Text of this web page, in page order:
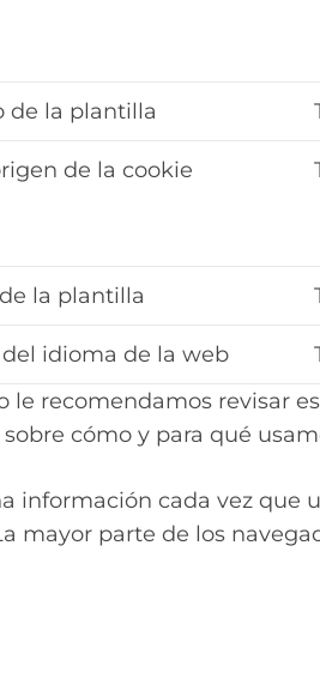
de la plantilla
de la cookie
la plantilla
idioma de la web
le recomendamos revisar
cómo y para qué
información cada vez que
mayor parte de los